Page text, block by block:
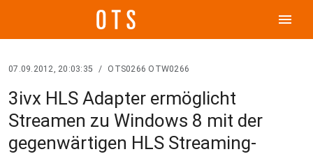
menu
07.09.2012, 20:03:35 / OTS0266 OTW0266
3ivx HLS Adapter ermöglicht
Streamen zu Windows 8 mit der
gegenwärtigen HLS Streaming-